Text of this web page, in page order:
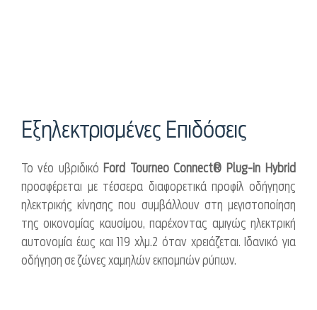
Εξηλεκτρισμένες Επιδόσεις
Το νέο υβριδικό Ford Tourneo Connect® Plug-in Hybrid
προσφέρεται με τέσσερα διαφορετικά προφίλ οδήγησης
ηλεκτρικής κίνησης που συμβάλλουν στη μεγιστοποίηση
της οικονομίας καυσίμου, παρέχοντας αμιγώς ηλεκτρική
αυτονομία έως και 119 χλμ.2 όταν χρειάζεται. Ιδανικό για
οδήγηση σε ζώνες χαμηλών εκπομπών ρύπων.